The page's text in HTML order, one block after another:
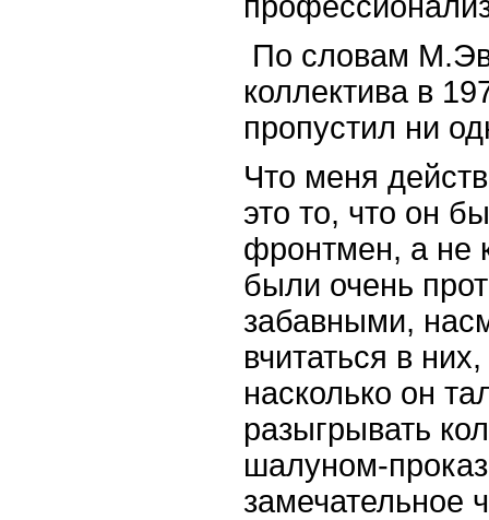
По словам
коллектива в
пропустил ни
Что меня
это то, что он
фронтмен, а не
были очень
забавными,
вчитаться в
насколько он
разыгрывать
шалуном-
замечательное